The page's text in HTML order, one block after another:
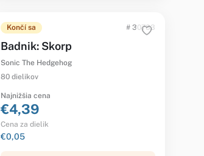
Končí sa # 30733
Badnik: Skorp
Sonic The Hedgehog
80 dielikov
Najnižšia cena
€4,39
Cena za dielik
€0,05